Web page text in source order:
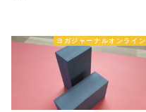
ヨガジャーナルオンライン